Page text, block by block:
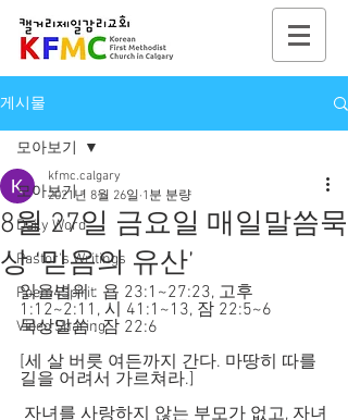
게시물
모아보기
Daily Word
Pastor's Writings
Poem4Spirit
Video Sharing
모아보기
8월 27일 금요일 매일말씀묵
상 ‘믿음의 유산’
kfmc.calgary
2021년 8월 26일 1분 분량
읽을범위 : 욥 23:1~27:23, 고후
1:12~2:11, 시 41:1~13, 잠 22:5~6
묵상말씀 : 잠 22:6
[세 살 버릇 여든까지 간다. 마땅히 따를
길을 어려서 가르쳐라.]